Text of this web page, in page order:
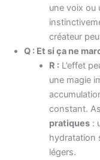
une voix ou
créateur
Q : Et si ça ne
R :L’effet
une magie
constant.
pratiques:
hydratation
légers.